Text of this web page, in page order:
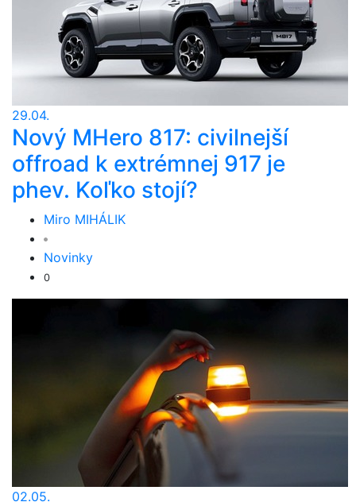
29.04.
Nový MHero 817: civilnejší
offroad k extrémnej 917 je
phev. Koľko stojí?
Miro MIHÁLIK
Novinky
0
02.05.